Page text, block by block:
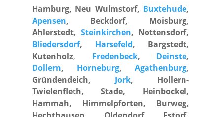
Hamburg, Neu Wulmstorf, Buxtehude,
Apensen, Beckdorf, Moisburg,
Ahlerstedt, Steinkirchen, Nottensdorf,
Bliedersdorf, Harsefeld, Bargstedt,
Kutenholz, Fredenbeck, Deinste,
Dollern, Horneburg,Agathenburg,
Gründendeich, Jork, Hollern-
Twielenfleth, Stade, Heinbockel,
Hammah, Himmelpforten, Burweg,